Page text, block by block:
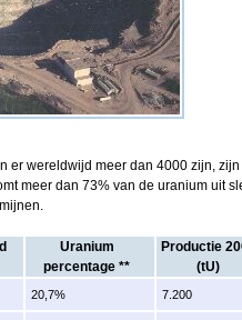
er wereldwijd meer dan 4000 zijn,
meer dan 73% van de uranium uit
Uranium
percentage **
Productie
(tU)
20,7% 7.200